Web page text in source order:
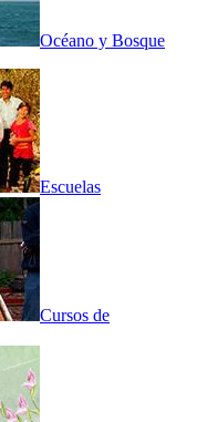
Océano y Bosque
Escuelas
Cursos de